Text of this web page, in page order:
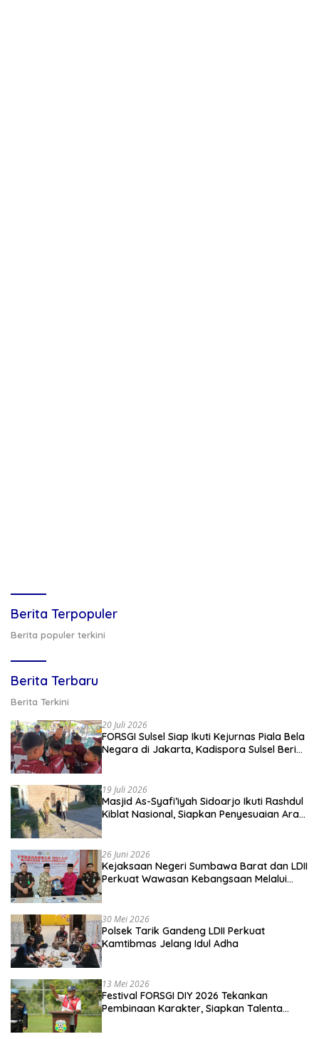
Berita Terpopuler
Berita populer terkini
Berita Terbaru
Berita Terkini
20 Juli 2026
FORSGI Sulsel Siap Ikuti Kejurnas Piala Bela
Negara di Jakarta, Kadispora Sulsel Beri
19 Juli 2026
Masjid As-Syafi’iyah Sidoarjo Ikuti Rashdul
Kiblat Nasional, Siapkan Penyesuaian Arah
26 Juni 2026
Kejaksaan Negeri Sumbawa Barat dan LDII
Perkuat Wawasan Kebangsaan Melalui
30 Mei 2026
Polsek Tarik Gandeng LDII Perkuat
Kamtibmas Jelang Idul Adha
13 Mei 2026
Festival FORSGI DIY 2026 Tekankan
Pembinaan Karakter, Siapkan Talenta